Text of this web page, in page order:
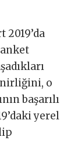
o
başarılı
yerel